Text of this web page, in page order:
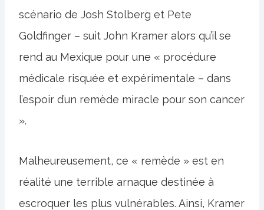
scénario de Josh Stolberg et Pete
Goldfinger – suit John Kramer alors qu’il se
rend au Mexique pour une « procédure
médicale risquée et expérimentale – dans
l’espoir d’un remède miracle pour son cancer
».
Malheureusement, ce « remède » est en
réalité une terrible arnaque destinée à
escroquer les plus vulnérables. Ainsi, Kramer